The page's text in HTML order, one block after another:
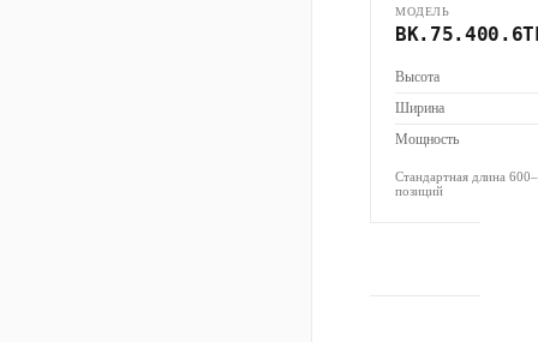
МОДЕЛЬ
Высота
Ширина
Мощность
Стандартная длина
позиций